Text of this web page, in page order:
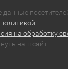
на обработку
наш сайт.